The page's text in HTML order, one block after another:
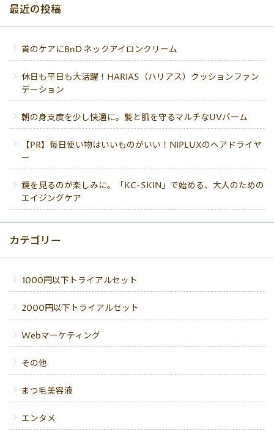
最近の投稿
首のケアにBnD ネックアイロンクリーム
休日も平日も大活躍！HARIAS（ハリアス）クッションファン
デーション
朝の身支度を少し快適に。髪と肌を守るマルチなUVバーム
【PR】毎日使い物はいいものがいい！NIPLUXのヘアドライヤ
ー
鏡を見るのが楽しみに。「KC-SKIN」で始める、大人のための
エイジングケア
カテゴリー
1000円以下トライアルセット
2000円以下トライアルセット
Webマーケティング
その他
まつ毛美容液
エンタメ